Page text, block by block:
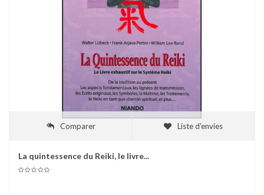
Comparer Liste d'envies
La quintessence du Reiki, le livre...